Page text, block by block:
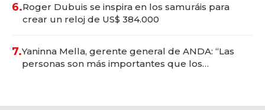
6.Roger Dubuis se inspira en los samuráis para
crear un reloj de US$ 384.000
7.Yaninna Mella, gerente general de ANDA: “Las
personas son más importantes que los